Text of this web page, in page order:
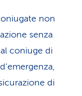
non
senza
coniuge di
di